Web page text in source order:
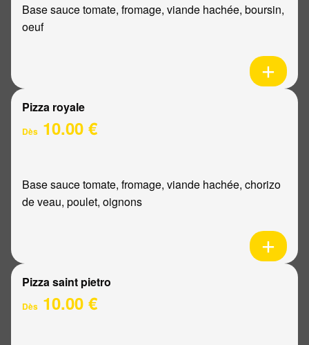
Base sauce tomate, fromage, viande hachée, boursin,
oeuf
Pizza royale
Dès 10.00 €
Base sauce tomate, fromage, viande hachée, chorizo
de veau, poulet, oignons
Pizza saint pietro
Dès 10.00 €